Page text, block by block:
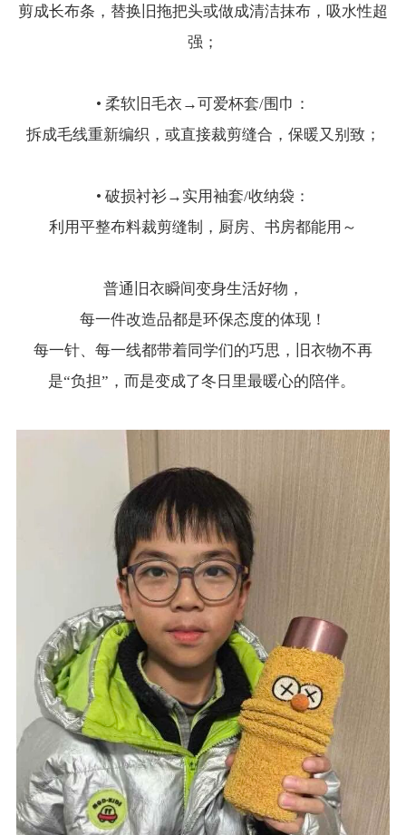
剪成长布条，替换旧拖把头或做成清洁抹布，吸水性超
强；
• 柔软旧毛衣→可爱杯套/围巾：
拆成毛线重新编织，或直接裁剪缝合，保暖又别致；
• 破损衬衫→实用袖套/收纳袋：
利用平整布料裁剪缝制，厨房、书房都能用～
普通旧衣瞬间变身生活好物，
每一件改造品都是环保态度的体现！
每一针、每一线都带着同学们的巧思，旧衣物不再
是“负担”，而是变成了冬日里最暖心的陪伴。